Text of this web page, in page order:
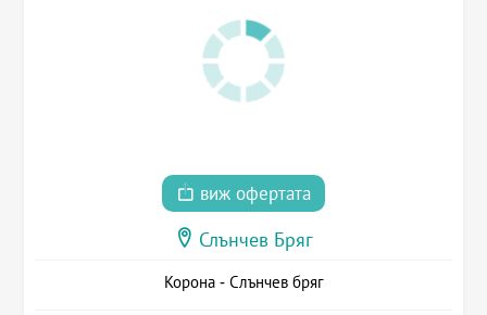
виж офертата
Слънчев Бряг
Корона - Слънчев бряг